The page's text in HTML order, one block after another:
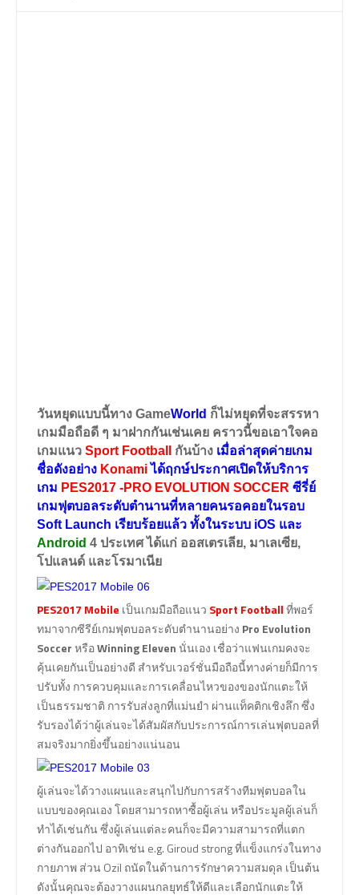
วันหยุดแบบนี้ทาง GameWorld ก็ไม่หยุดที่จะสรรหา
เกมมือถือดี ๆ มาฝากกันเช่นเคย คราวนี้ขอเอาใจคอ
เกมแนว Sport Football กันบ้าง เมื่อล่าสุดค่ายเกม
ชื่อดังอย่าง Konamiได้ฤกษ์ประกาศเปิดให้บริการ
เกม PES2017 -PRO EVOLUTION SOCCER ซีรี่ย์
เกมฟุตบอลระดับตำนานที่หลายคนรอคอยในรอบ
Soft Launch เรียบร้อยแล้ว ทั้งในระบบ iOS และ
Android 4 ประเทศ ได้แก่ ออสเตรเลีย, มาเลเซีย,
โปแลนด์ และโรมาเนีย
PES2017 Mobile เป็นเกมมือถือแนว Sport Footballที่พอร์
ทมาจากซีรีย์เกมฟุตบอลระดับตำนานอย่าง Pro Evolution
SoccerหรือWinning Elevenนั่นเอง เชื่อว่าแฟนเกมคงจะ
คุ้นเคยกันเป็นอย่างดี สำหรับเวอร์ชั่นมือถือนี้ทางค่ายก็มีการ
ปรับทั้ง การควบคุมและการเคลื่อนไหวของของนักแตะให้
เป็นธรรมชาติ การรับส่งลูกที่แม่นยำ ผ่านแท็คติกเชิงลึก ซึ่ง
รับรองได้ว่าผู้เล่นจะได้สัมผัสกับประการณ์การเล่นฟุตบอลที่
สมจริงมากยิ่งขึ้นอย่างแน่นอน
ผู้เล่นจะได้วางแผนและสนุกไปกับการสร้างทีมฟุตบอลใน
แบบของคุณเอง โดยสามารถหาซื้อผู้เล่น หรือประมูลผู้เล่นก็
ทำได้เช่นกัน ซึ่งผู้เล่นแต่ละคนก็จะมีความสามารถที่แตก
ต่างกันออกไป อาทิเช่น e.g. Giroud strong ที่แข็งแกร่งในทาง
กายภาพ ส่วน Ozil ถนัดในด้านการรักษาความสมดุล เป็นต้น
ดังนั้นคุณจะต้องวางแผนกลยุทธ์ให้ดีและเลือกนักแตะให้